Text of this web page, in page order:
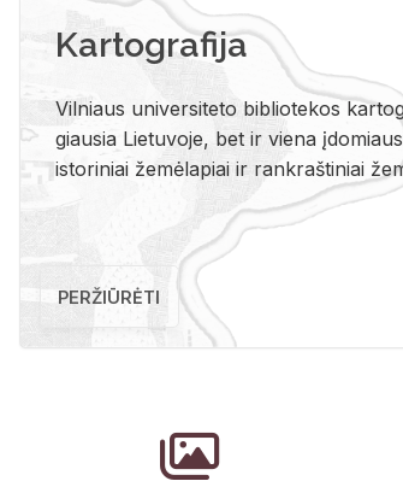
Kartografija
Vil­niaus uni­ver­si­te­to bi­b­lio­te­kos
giau­sia Lie­tu­vo­je, bet ir vie­na
is­to­ri­niai že­mė­la­piai ir rank­raš­ti­niai
PERŽIŪRĖTI